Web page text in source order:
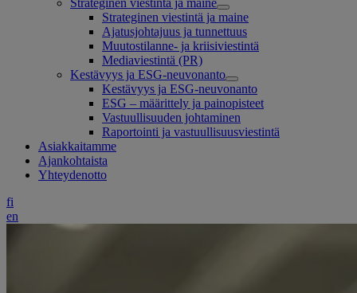
Strateginen viestintä ja maine
Strateginen viestintä ja maine
Ajatusjohtajuus ja tunnettuus
Muutostilanne- ja kriisiviestintä
Mediaviestintä (PR)
Kestävyys ja ESG-neuvonanto
Kestävyys ja ESG-neuvonanto
ESG – määrittely ja painopisteet
Vastuullisuuden johtaminen
Raportointi ja vastuullisuusviestintä
Asiakkaitamme
Ajankohtaista
Yhteydenotto
fi
en